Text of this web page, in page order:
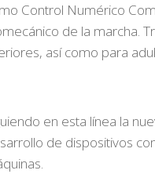
Control Numérico
de la marcha.
así como para
en esta línea la
de dispositivos